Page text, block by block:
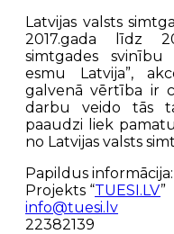
Latvijas valsts
2017.gada līdz
simtgades svinību
esmu Latvija”,
galvenā vērtība ir
darbu veido tās
paaudzi liek
no Latvijas valsts
Papildus informācija:
Projekts “TUESI.LV”
info@tuesi.lv
22382139